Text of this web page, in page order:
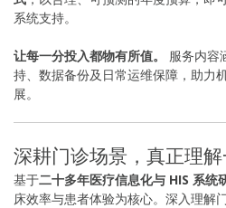
系统支持。
让每一分投入都物有所值。
服务内容
持、数据备份及日常运维保障，助力
展。
深耕门诊场景，真正理
基于二十多年医疗信息化与 HIS 系统
床效率与患者体验为核心。深入理解